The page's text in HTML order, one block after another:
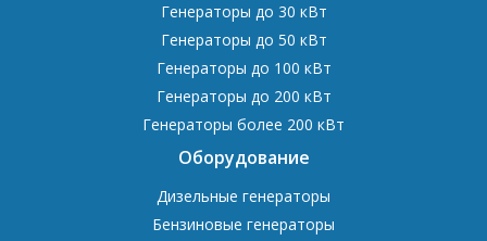
Генераторы до 30 кВт
Генераторы до 50 кВт
Генераторы до 100 кВт
Генераторы до 200 кВт
Генераторы более 200 кВт
Оборудование
Дизельные генераторы
Бензиновые генераторы